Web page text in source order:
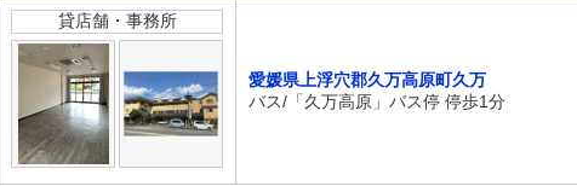
貸店舗・事務所
愛媛県上浮穴郡久万高原町久万
バス/「久万高原」バス停 停歩1分